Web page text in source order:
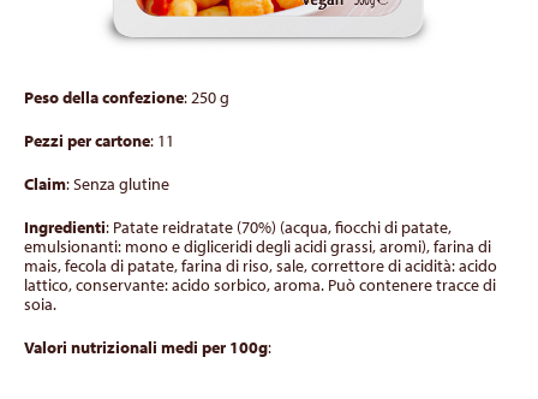
Peso della confezione: 250 g
Pezzi per cartone: 11
Claim: Senza glutine
Ingredienti: Patate reidratate (70%) (acqua, fiocchi di patate,
emulsionanti: mono e digliceridi degli acidi grassi, aromi), farina di
mais, fecola di patate, farina di riso, sale, correttore di acidità: acido
lattico, conservante: acido sorbico, aroma. Può contenere tracce di
soia.
Valori nutrizionali medi per 100g: